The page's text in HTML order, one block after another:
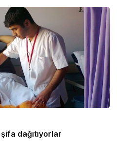
dağıtıyorlar